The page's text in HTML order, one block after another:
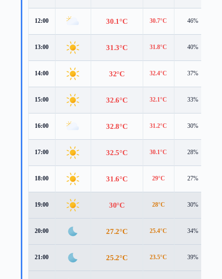
12:00 30.1°C 30.7°C 46%
13:00 31.3°C 31.8°C 40%
14:00 32°C 32.4°C 37%
15:00 32.6°C 32.1°C 33%
16:00 32.8°C 31.2°C 30%
17:00 32.5°C 30.1°C 28%
18:00 31.6°C 29°C 27%
19:00 30°C 28°C 30%
20:00 27.2°C 25.4°C 34%
21:00 25.2°C 23.5°C 39%